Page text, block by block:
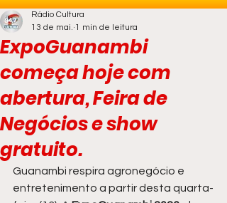
ExpoGuanambi
começa hoje com
abertura, Feira de
Negócios e show
gratuito.
Rádio Cultura
13 de mai. 1 min de leitura
Guanambi respira agronegócio e
entretenimento a partir desta quarta-